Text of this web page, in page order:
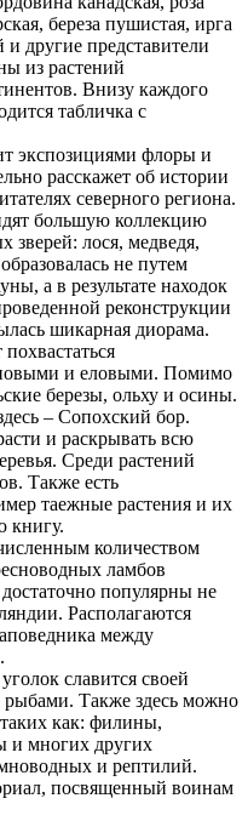
береза пушистая, ирга
другие представители
из растений
Внизу каждого
табличка с
экспозициями флоры и
расскажет об истории
северного региона.
большую коллекцию
зверей: лося, медведя,
не путем
а в результате находок
реконструкции
шикарная диорама.
и еловыми. Помимо
березы, ольху и осины.
– Сопохский бор.
и раскрывать всю
Среди растений
Также есть
таежные растения и их
книгу.
количеством
ламбов
популярны не
Располагаются
между
славится своей
Также здесь можно
как: филины,
и многих других
и рептилий.
посвященный воинам